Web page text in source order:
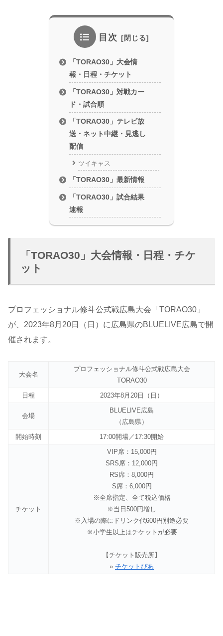
目次
「TORAO30」大会情
報・日程・チケット
「TORAO30」対戦カー
ド・試合順
「TORAO30」テレビ放
送・ネット中継・見逃し
配信
ツイキャス
「TORAO30」最新情報
「TORAO30」試合結果
速報
「TORAO30」大会情報・日程・チケ
ット
プロフェッショナル修斗公式戦広島大会「TORAO30」
が、2023年8月20日（日）に広島県のBLUELIVE広島で開
催されます。
大会名
プロフェッショナル修斗公式戦広島大会
TORAO30
日程
2023年8月20日（日）
会場
BLUELIVE広島
（広島県）
開始時刻
17:00開場／17:30開始
チケット
VIP席：15,000円
SRS席：12,000円
RS席：8,000円
S席：6,000円
※全席指定、全て税込価格
※当日500円増し
※入場の際にドリンク代600円別途必要
※小学生以上はチケットが必要
【チケット販売所】
» チケットぴあ